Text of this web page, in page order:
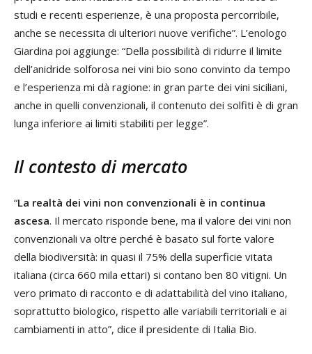
studi e recenti esperienze, è una proposta percorribile,
anche se necessita di ulteriori nuove verifiche”. L’enologo
Giardina poi aggiunge: “Della possibilità di ridurre il limite
dell’anidride solforosa nei vini bio sono convinto da tempo
e l’esperienza mi dà ragione: in gran parte dei vini siciliani,
anche in quelli convenzionali, il contenuto dei solfiti è di gran
lunga inferiore ai limiti stabiliti per legge”.
Il contesto di mercato
“La realtà dei vini non convenzionali è in continua
ascesa. Il mercato risponde bene, ma il valore dei vini non
convenzionali va oltre perché è basato sul forte valore
della biodiversità: in quasi il 75% della superficie vitata
italiana (circa 660 mila ettari) si contano ben 80 vitigni. Un
vero primato di racconto e di adattabilità del vino italiano,
soprattutto biologico, rispetto alle variabili territoriali e ai
cambiamenti in atto”, dice il presidente di Italia Bio.